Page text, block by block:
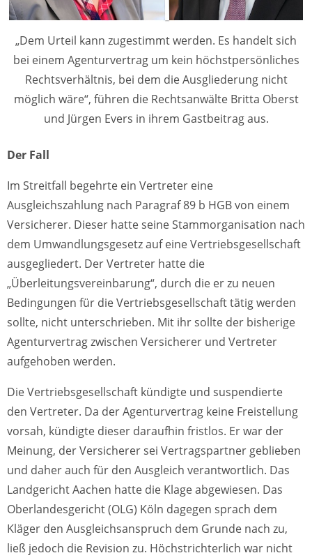
„Dem Urteil kann zugestimmt werden. Es handelt sich
bei einem Agenturvertrag um kein höchstpersönliches
Rechtsverhältnis, bei dem die Ausgliederung nicht
möglich wäre“, führen die Rechtsanwälte Britta Oberst
und Jürgen Evers in ihrem Gastbeitrag aus.
Der Fall
Im Streitfall begehrte ein Vertreter eine
Ausgleichszahlung nach Paragraf 89 b HGB von einem
Versicherer. Dieser hatte seine Stammorganisation nach
dem Umwandlungsgesetz auf eine Vertriebsgesellschaft
ausgegliedert. Der Vertreter hatte die
„Überleitungsvereinbarung“, durch die er zu neuen
Bedingungen für die Vertriebsgesellschaft tätig werden
sollte, nicht unterschrieben. Mit ihr sollte der bisherige
Agenturvertrag zwischen Versicherer und Vertreter
aufgehoben werden.
Die Vertriebsgesellschaft kündigte und suspendierte
den Vertreter. Da der Agenturvertrag keine Freistellung
vorsah, kündigte dieser daraufhin fristlos. Er war der
Meinung, der Versicherer sei Vertragspartner geblieben
und daher auch für den Ausgleich verantwortlich. Das
Landgericht Aachen hatte die Klage abgewiesen. Das
Oberlandesgericht (OLG) Köln dagegen sprach dem
Kläger den Ausgleichsanspruch dem Grunde nach zu,
ließ jedoch die Revision zu. Höchstrichterlich war nicht